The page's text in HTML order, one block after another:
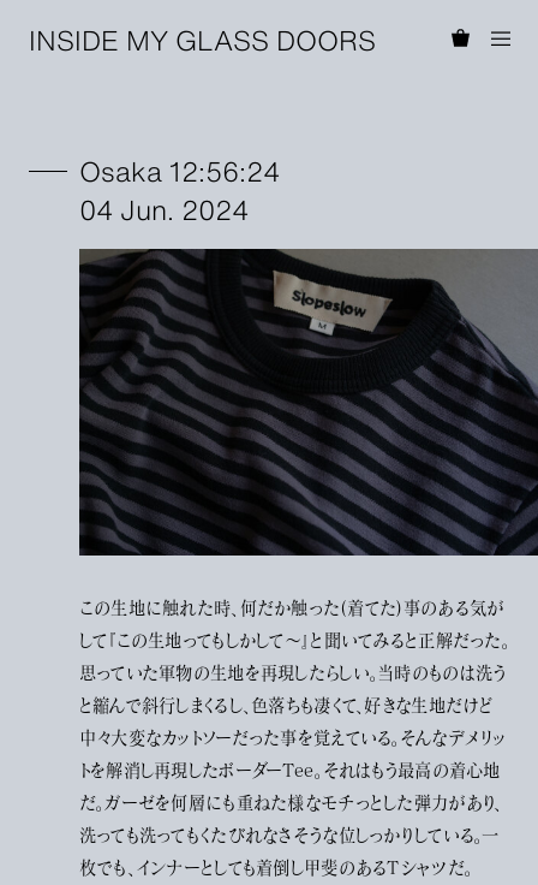
INSIDE MY GLASS DOORS
Osaka 12:56:24
04 Jun. 2024
この生地に触れた時、何だか触った(着てた)事のある気が
して『この生地ってもしかして〜』と聞いてみると正解だった。
思っていた軍物の生地を再現したらしい。当時のものは洗う
と縮んで斜行しまくるし、色落ちも凄くて、好きな生地だけど
中々大変なカットソーだった事を覚えている。そんなデメリッ
トを解消し再現したボーダーTee。それはもう最高の着心地
だ。ガーゼを何層にも重ねた様なモチっとした弾力があり、
洗っても洗ってもくたびれなさそうな位しっかりしている。一
枚でも、インナーとしても着倒し甲斐のあるTシャツだ。